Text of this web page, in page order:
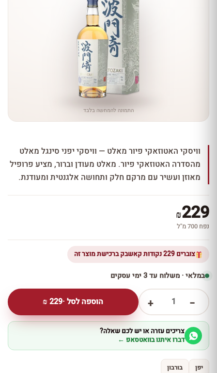
התמונה להמחשה בלבד
וויסקי האטוזאקי פיור מאלט — וויסקי יפני סינגל מאלט
מהסדרה האטוזאקי פיור. מאלט מעודן וברור, מציע פרופיל
מאוזן ועשיר עם מרקם חלק ותחושה אלגנטית ומעודנת.
₪229
נפח 700 מ''ל
צוברים 229 נקודות קאשבק ברכישת מוצר זה
במלאי · משלוח עד 3 ימי עסקים
−
1
+ הוספה לסל ·229
₪
צריכים עזרה או יש לכם שאלה?
דברו איתנו בוואטסאפ ←
יפן בורבון